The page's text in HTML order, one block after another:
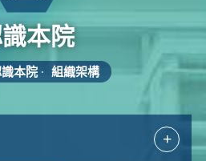
本院
本院 組織架構
+